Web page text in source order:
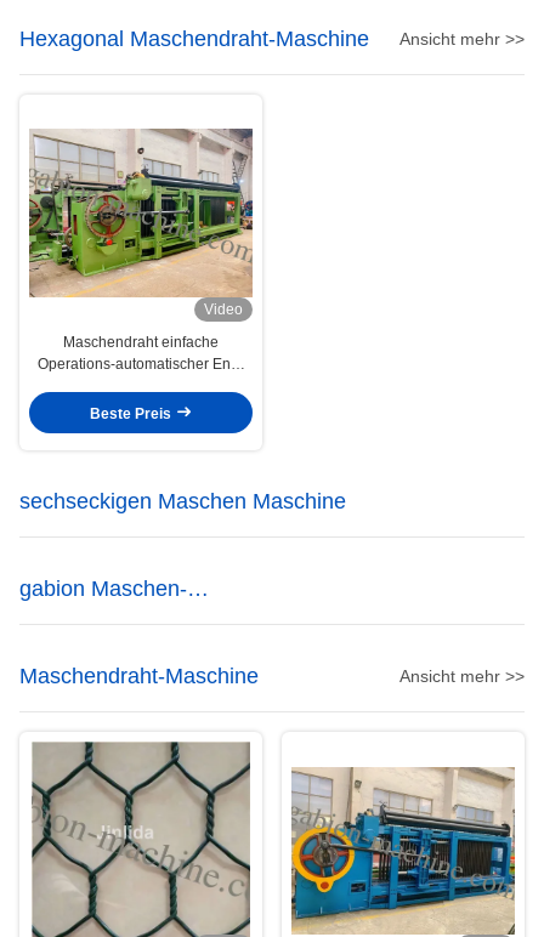
Hexagonal Maschendraht-Maschine Ansicht mehr >>
Video
Maschendraht einfache
Operations-automatischer End-
Beste Preis
sechseckigen Maschen Maschine
gabion Maschen-
Verpackungsmaschine
Maschendraht-Maschine
Ansicht mehr >>